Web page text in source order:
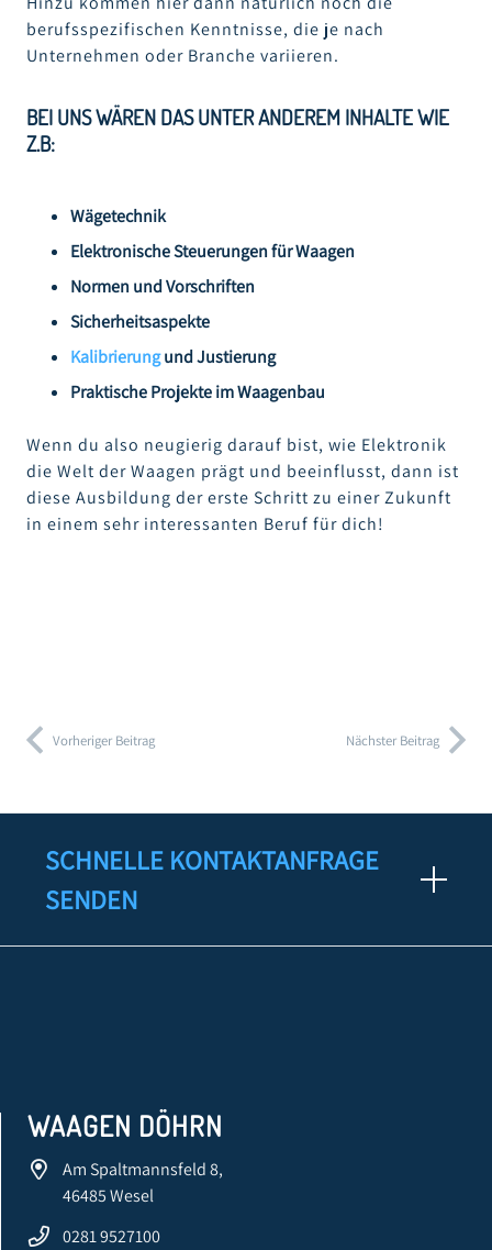
berufsspezifischen Kenntnisse, die je nach
Unternehmen oder Branche variieren.
BEI UNS WÄREN DAS UNTER ANDEREM INHALTE WIE
Z.B:
Wägetechnik
Elektronische Steuerungen für Waagen
Normen und Vorschriften
Sicherheitsaspekte
Kalibrierungund Justierung
Praktische Projekte im Waagenbau
Wenn du also neugierig darauf bist, wie Elektronik
die Welt der Waagen prägt und beeinflusst, dann ist
diese Ausbildung der erste Schritt zu einer Zukunft
in einem sehr interessanten Beruf für dich!
Vorheriger Beitrag Nächster Beitrag
SCHNELLE KONTAKTANFRAGE
SENDEN
WAAGEN DÖHRN
Am Spaltmannsfeld 8,
46485 Wesel
0281 9527100